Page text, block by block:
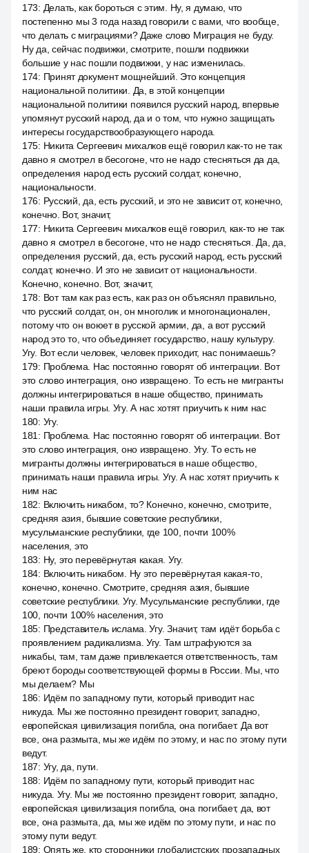
173: Делать, как бороться с этим. Ну, я думаю, что
постепенно мы 3 года назад говорили с вами, что вообще,
что делать с миграциями? Даже слово Миграция не буду.
Ну да, сейчас подвижки, смотрите, пошли подвижки
большие у нас пошли подвижки, у нас изменилась.
174: Принят документ мощнейший. Это концепция
национальной политики. Да, в этой концепции
национальной политики появился русский народ, впервые
упомянут русский народ, да и о том, что нужно защищать
интересы государствообразующего народа.
175: Никита Сергеевич михалков ещё говорил как-то не так
давно я смотрел в бесогоне, что не надо стесняться да да,
определения народ есть русский солдат, конечно,
национальности.
176: Русский, да, есть русский, и это не зависит от, конечно,
конечно. Вот, значит,
177: Никита Сергеевич михалков ещё говорил, как-то не так
давно я смотрел в бесогоне, что не надо стесняться. Да, да,
определения русский, да, есть русский народ, есть русский
солдат, конечно. И это не зависит от национальности.
Конечно, конечно. Вот, значит,
178: Вот там как раз есть, как раз он объяснял правильно,
что русский солдат, он, он многолик и многонационален,
потому что он воюет в русской армии, да, а вот русский
народ это то, что объединяет государство, нашу культуру.
Угу. Вот если человек, человек приходит, нас понимаешь?
179: Проблема. Нас постоянно говорят об интеграции. Вот
это слово интеграция, оно извращено. То есть не мигранты
должны интегрироваться в наше общество, принимать
наши правила игры. Угу. А нас хотят приучить к ним нас
180: Угу.
181 : Проблема. Нас постоянно говорят об интеграции. Вот
это слово интеграция, оно извращено. Угу. То есть не
мигранты должны интегрироваться в наше общество,
принимать наши правила игры. Угу. А нас хотят приучить к
ним нас
182: Включить никабом, то? Конечно, конечно, смотрите,
средняя азия, бывшие советские республики,
мусульманские республики, где 100, почти 100%
населения, это
183: Ну, это перевёрнутая какая. Угу.
184: Включить никабом. Ну это перевёрнутая какая-то,
конечно, конечно. Смотрите, средняя азия, бывшие
советские республики. Угу. Мусульманские республики, где
100, почти 100% населения, это
185: Представитель ислама. Угу. Значит, там идёт борьба с
проявлением радикализма. Угу. Там штрафуются за
никабы, там, там даже привлекается ответственность, там
бреют бороды соответствующей формы в России. Мы, что
мы делаем? Мы
186: Идём по западному пути, который приводит нас
никуда. Мы же постоянно президент говорит, западно,
европейская цивилизация погибла, она погибает. Да вот
все, она размыта, мы же идём по этому, и нас по этому пути
ведут.
187: Угу, да, пути.
188: Идём по западному пути, который приводит нас
никуда. Угу. Мы же постоянно президент говорит, западно,
европейская цивилизация погибла, она погибает, да, вот
все, она размыта, да, мы же идём по этому пути, и нас по
этому пути ведут.
189: Опять же, кто сторонники глобалистских прозападных